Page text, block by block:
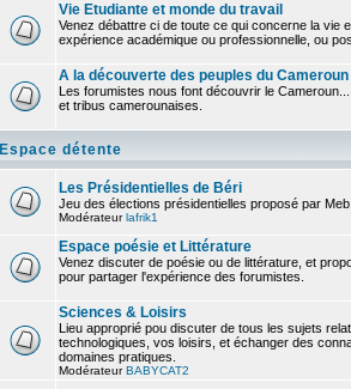
Vie Etudiante et monde du travail
Venez débattre ci de toute ce qui concerne la vie
expérience académique ou professionnelle, ou
A la découverte des peuples du Cameroun
Les forumistes nous font découvrir le
et tribus camerounaises.
Espace détente
Les Présidentielles de Béri
Jeu des élections présidentielles proposé par Meb
Modérateurlafrik1
Espace poésie et Littérature
Venez discuter de poésie ou de littérature, et
pour partager l'expérience des forumistes.
Sciences & Loisirs
Lieu approprié pou discuter de tous les sujets
technologiques, vos loisirs, et échanger des
domaines pratiques.
ModérateurBABYCAT2